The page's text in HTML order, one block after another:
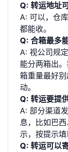
Q: 转运地址
A: 可以，仓
都能收。
Q: 合箱最多
A: 视公司规
能分两箱出
箱重量最好
动。
Q: 转运要提
A: 部分渠道
息，比如巴
示，按提示填
Q: 转运可以